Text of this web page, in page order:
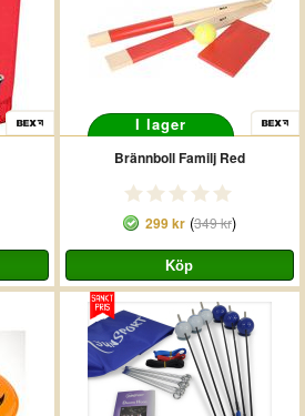
I lager
Brännboll Familj Red
299 kr(349 kr)